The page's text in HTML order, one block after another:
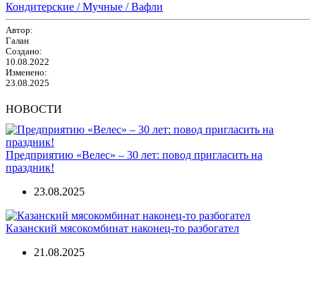
Кондитерские / Мучные / Вафли
Автор:
Галан
Создано:
10.08.2022
Изменено:
23.08.2025
НОВОСТИ
Предприятию «Велес» – 30 лет: повод пригласить на
праздник!
23.08.2025
Казанский мясокомбинат наконец-то разбогател
21.08.2025